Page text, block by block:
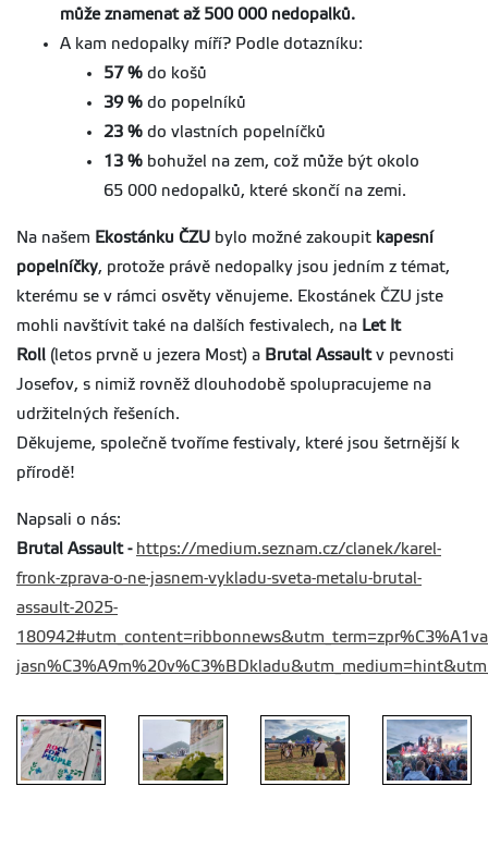
může znamenat až 500 000 nedopalků.
A kam nedopalky míří? Podle dotazníku:
57 % do košů
39 % do popelníků
23 % do vlastních popelníčků
13 % bohužel na zem, což může být okolo
65 000 nedopalků, které skončí na zemi.
Na našem Ekostánku ČZU bylo možné zakoupit kapesní
popelníčky, protože právě nedopalky jsou jedním z témat,
kterému se v rámci osvěty věnujeme. Ekostánek ČZU jste
mohli navštívit také na dalších festivalech, na Let It
Roll (letos prvně u jezera Most) a Brutal Assaultv pevnosti
Josefov, s nimiž rovněž dlouhodobě spolupracujeme na
udržitelných řešeních.
Děkujeme, společně tvoříme festivaly, které jsou šetrnější k
přírodě!
Napsali o nás:
Brutal Assault - https://medium.seznam.cz/clanek/karel-
fronk-zprava-o-ne-jasnem-vykladu-sveta-metalu-brutal-
assault-2025-